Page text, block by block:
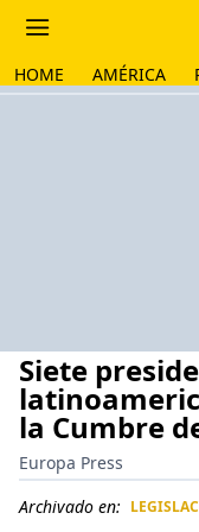
HOME AMÉRICA
Siete
la Cumbre
Europa Press
Archivado en: